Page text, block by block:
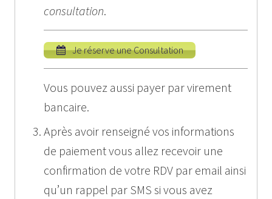
consultation.
Je réserve une Consultation
Vous pouvez aussi payer par virement
bancaire.
Après avoir renseigné vos informations
de paiement vous allez recevoir une
confirmation de votre RDV par email ainsi
qu’un rappel par SMS si vous avez